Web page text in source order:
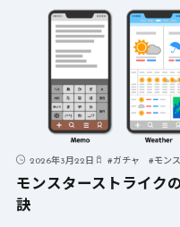
2026年3月22日 #ガチャ #モン
モンスターストライク
訣